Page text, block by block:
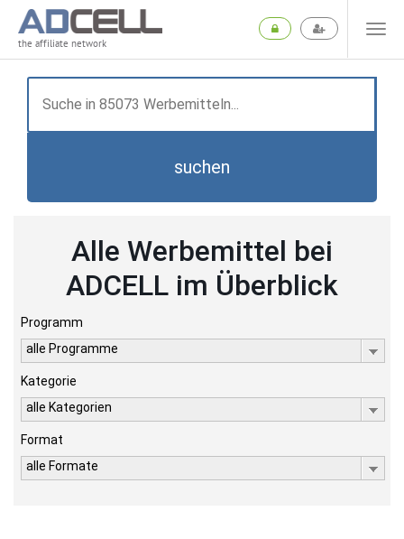
the affiliate network
suchen
Alle Werbemittel bei
ADCELL im Überblick
Programm
alle Programme
Kategorie
alle Kategorien
Format
alle Formate